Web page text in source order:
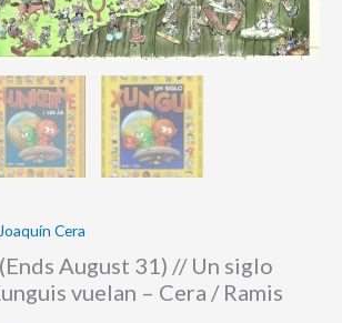
Joaquín Cera
August 31) // Un siglo
vuelan – Cera / Ramis